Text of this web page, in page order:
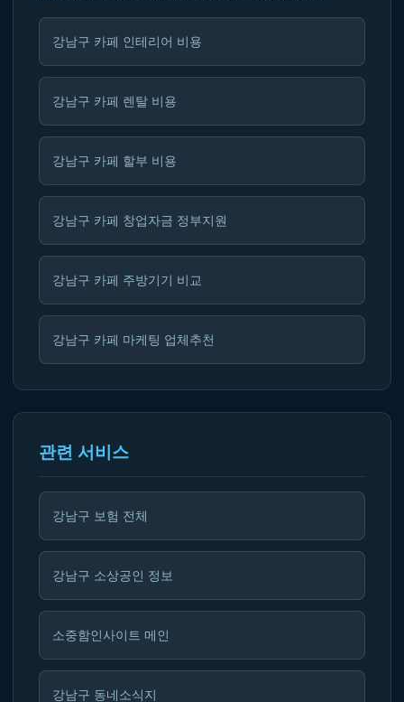
강남구 카페 인테리어 비용
강남구 카페 렌탈 비용
강남구 카페 할부 비용
강남구 카페 창업자금 정부지원
강남구 카페 주방기기 비교
강남구 카페 마케팅 업체추천
관련 서비스
강남구 보험 전체
강남구 소상공인 정보
소중함인사이트 메인
강남구 동네소식지